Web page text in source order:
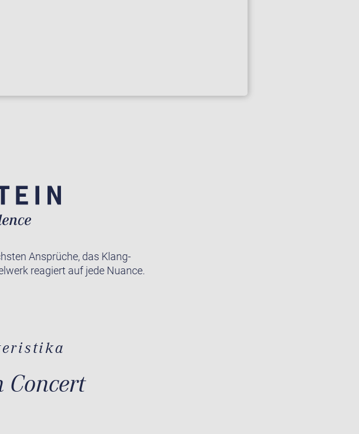
Ansprüche, das Klang-
reagiert auf jede Nuance.
Concert